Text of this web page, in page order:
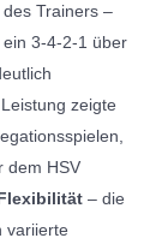
Trainers –
3-4-2-1 über
zeigte
dem HSV
– die
variierte